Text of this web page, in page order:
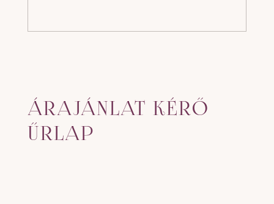
ÁRAJÁNLAT KÉRŐ
ŰRLAP